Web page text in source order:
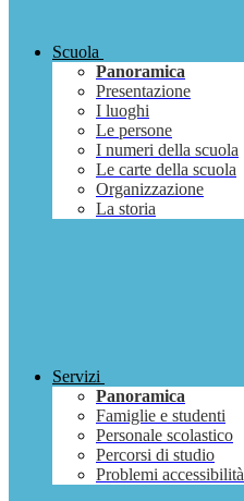
Scuola
Panoramica
Presentazione
I luoghi
Le persone
I numeri della scuola
Le carte della scuola
Organizzazione
La storia
Servizi
Panoramica
Famiglie e studenti
Personale scolastico
Percorsi di studio
Problemi accessibilità